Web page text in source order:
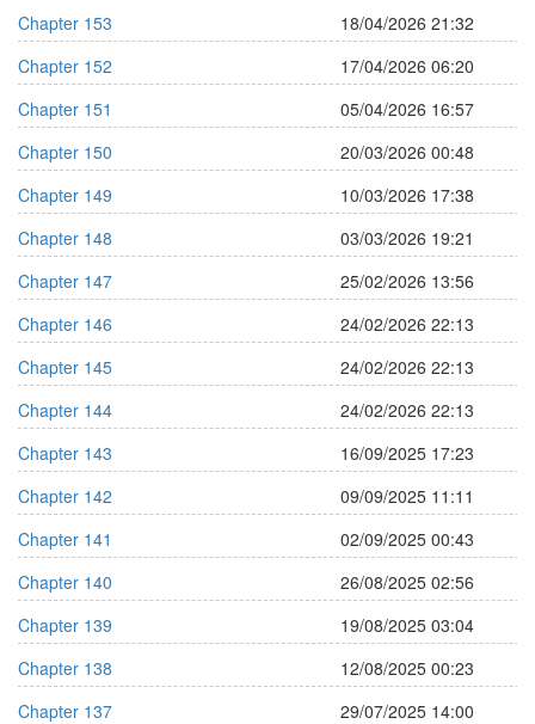
Chapter 153
18/04/2026 21:32
Chapter 152
17/04/2026 06:20
Chapter 151
05/04/2026 16:57
Chapter 150
20/03/2026 00:48
Chapter 149
10/03/2026 17:38
Chapter 148
03/03/2026 19:21
Chapter 147
25/02/2026 13:56
Chapter 146
24/02/2026 22:13
Chapter 145
24/02/2026 22:13
Chapter 144
24/02/2026 22:13
Chapter 143
16/09/2025 17:23
Chapter 142
09/09/2025 11:11
Chapter 141
02/09/2025 00:43
Chapter 140
26/08/2025 02:56
Chapter 139
19/08/2025 03:04
Chapter 138
12/08/2025 00:23
Chapter 137
29/07/2025 14:00